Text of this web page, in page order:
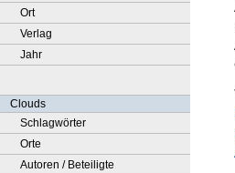
Ort
Verlag
Jahr
Clouds
Schlagwörter
Orte
Autoren / Beteiligte